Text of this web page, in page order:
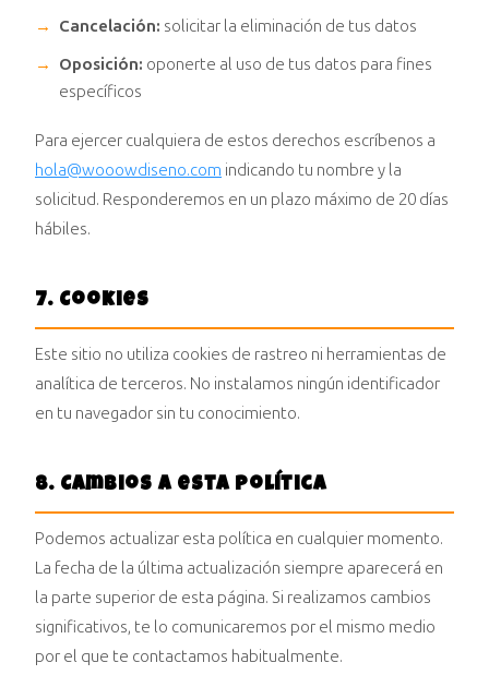
Cancelación: solicitar la eliminación de tus datos
Oposición: oponerte al uso de tus datos para fines
específicos
Para ejercer cualquiera de estos derechos escríbenos a
hola@wooowdiseno.com indicando tu nombre y la
solicitud. Responderemos en un plazo máximo de 20 días
hábiles.
7. Cookies
Este sitio no utiliza cookies de rastreo ni herramientas de
analítica de terceros. No instalamos ningún identificador
en tu navegador sin tu conocimiento.
8. Cambios a esta política
Podemos actualizar esta política en cualquier momento.
La fecha de la última actualización siempre aparecerá en
la parte superior de esta página. Si realizamos cambios
significativos, te lo comunicaremos por el mismo medio
por el que te contactamos habitualmente.